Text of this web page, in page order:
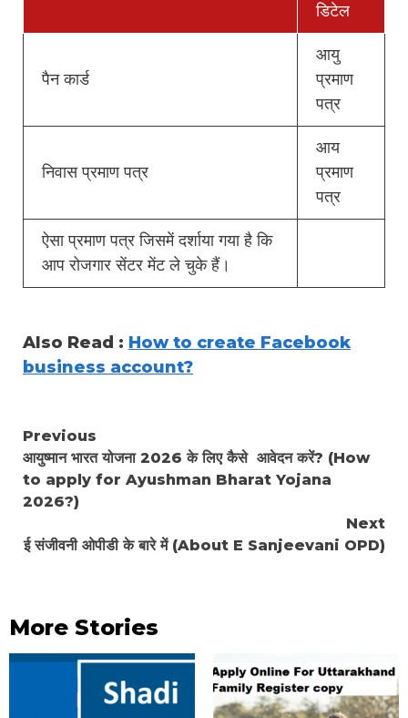
डिटेल
पैन कार्ड
आयु
प्रमाण
पत्र
निवास प्रमाण पत्र
आय
प्रमाण
पत्र
ऐसा प्रमाण पत्र जिसमें दर्शाया गया है कि
आप रोजगार सेंटर मेंट ले चुके हैं।
Also Read : How to create Facebook
business account?
Continue
Reading
Previous
आयुष्मान भारत योजना 2026 के लिए कैसे आवेदन करें? (How
to apply for Ayushman Bharat Yojana
2026?)
Next
ई संजीवनी ओपीडी के बारे में (About E Sanjeevani OPD)
More Stories